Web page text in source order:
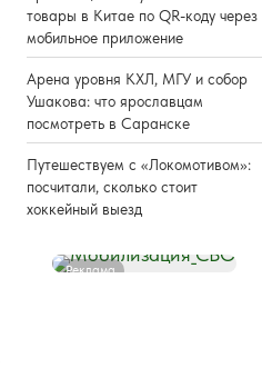
товары в Китае по QR-коду через
мобильное приложение
Арена уровня КХЛ, МГУ и собор
Ушакова: что ярославцам
посмотреть в Саранске
Путешествуем с «Локомотивом»:
посчитали, сколько стоит
хоккейный выезд
Реклама